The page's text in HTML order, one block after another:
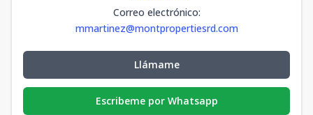
Correo electrónico:
mmartinez@montpropertiesrd.com
Llámame
Escribeme por Whatsapp